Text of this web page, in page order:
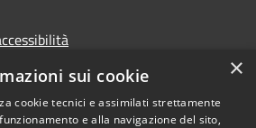
×
sui cookie
cookie tecnici e assimilati strettamente
e alla navigazione del sito,